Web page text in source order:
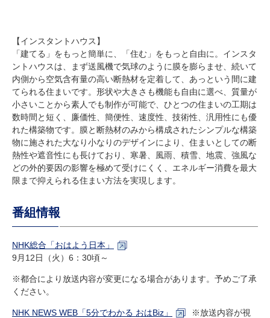
アクセス
キャンパスマップ
【インスタントハウス】
「建てる」をもっと簡単に、「住む」をもっと自由に。インスタ
ントハウスは、まず送風機で気球のように膜を膨らませ、続いて
内側から空気含有量の高い断熱材を定着して、あっという間に建
てられる住まいです。形状や大きさも機能も自由に選べ、質量が
小さいことから素人でも制作が可能で、ひとつの住まいの工期は
数時間と短く、廉価性、簡便性、速度性、技術性、汎用性にも優
れた構築物です。膜と断熱材のみから構成されたシンプルな構築
物に施された大なり小なりのデザインにより、住まいとしての断
熱性や遮音性にも長けており、寒暑、風雨、積雪、地震、強風な
どの外的要因の影響を極めて受けにくく、エネルギー消費を最大
限まで抑えられる住まい方法を実現します。
番組情報
NHK総合「おはよう日本」
9月12日（火）6：30頃～
※都合により放送内容が変更になる場合があります。予めご了承
ください。
NHK NEWS WEB「5分でわかる おはBiz」
※放送内容が視